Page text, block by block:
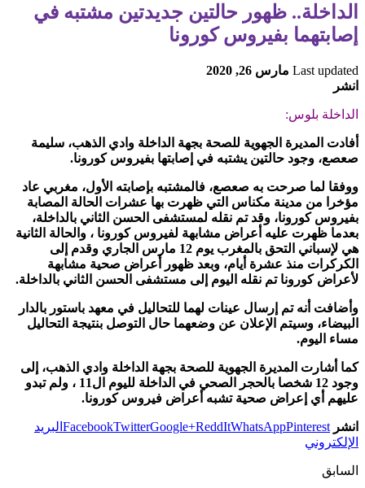
الداخلة.. ظهور حالتين جديدتين مشتبه في
إصابتهما بفيروس كورونا
Last updated مارس 26, 2020
انشر
الداخلة بلوس:
أفادت المديرة الجهوية للصحة بجهة الداخلة وادي الذهب، سليمة
صعصع، وجود حالتين يشتبه في إصابتها بفيروس كورونا.
ووفقا لما صرحت به صعصع، فالمشتبه بإصابته الأول، مغربي عاد
مؤخرا من مدينة مكناس التي ظهرت بها عشرات الحالة المصابة
بفيروس كورونا، وقد تم نقله لمستشفى الحسن الثاني بالداخلة،
بعدما ظهرت عليه أعراض مشابهة لفيروس كورونا ، والحالة الثانية
هي لإسباني التحق بالمغرب يوم 12 مارس الجاري وقدم إلى
الكركرات منذ عشرة أيام، وبعد ظهور أعراض صحية مشابهة
لأعراض كورونا تم نقله اليوم إلى مستشفى الحسن الثاني بالداخلة.
وأضافت أنه تم إرسال عينات لهما للتحاليل في معهد باستور بالدار
البيضاء، وسيتم الإعلان عن وضعهما حال التوصل بنتيجة التحاليل
مساء اليوم.
كما أشارت المديرة الجهوية للصحة بجهة الداخلة وادي الذهب، إلى
وجود 12 شخصا بالحجر الصحي في الداخلة لليوم ال11 ، ولم تبدو
عليهم أي إعراض صحية تشبه أعراض فيروس كورونا.
انشر FacebookTwitterGoogle+ReddItWhatsAppPinterest
البريد
الإلكتروني
السابق